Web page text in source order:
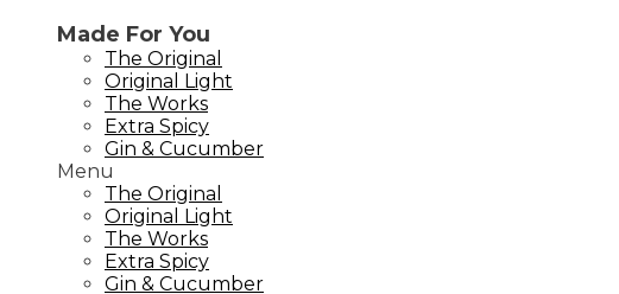
Made For You
The Original
Original Light
The Works
Extra Spicy
Gin & Cucumber
Menu
The Original
Original Light
The Works
Extra Spicy
Gin & Cucumber